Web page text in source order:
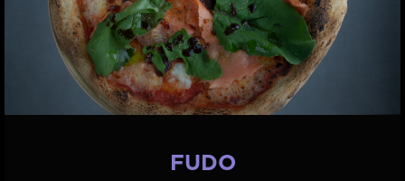
FUDO